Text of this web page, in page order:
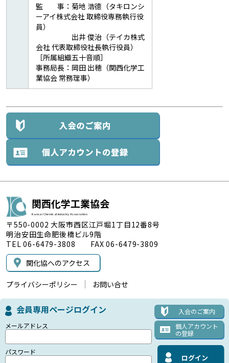
監 事：菊地 浩德（タキロンシ
ーアイ株式会社 取締役専務執行役
員）
出井 俊治（テイカ株式
会社 代表取締役社長執行役員）
［所属組織五十音順］
事務局長：岡田 出穂（関西化学工
業協会 常務理事）
関西化学工業協会
Kansai Chemical Industry Association
〒550-0002 大阪市西区江戸堀1丁目12番8号
明治安田生命肥後橋ビル9階
TEL 06-6479-3808 FAX 06-6479-3809
関化協へのアクセス
プライバシーポリシー お問い合せ
会員専用ページログイン
入会のご案内
個人アカウント
の登録
メールアドレス
パスワード